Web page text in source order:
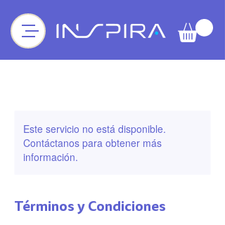
Este servicio no está disponible.
Contáctanos para obtener más
información.
Términos y Condiciones